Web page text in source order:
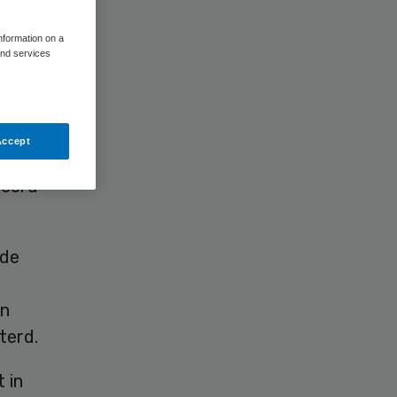
in
on a
services